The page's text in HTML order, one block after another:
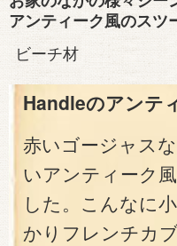
アンティーク風のスツ
ビーチ材
Handleのアンテ
赤いゴージャス
いアンティーク
した。こんなに
かりフレンチカ